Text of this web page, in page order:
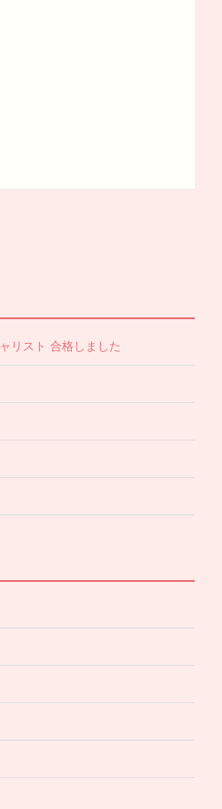
リスト 合格しました